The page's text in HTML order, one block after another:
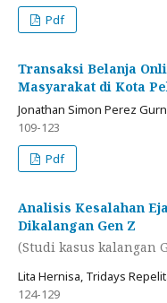
Pdf
Transaksi Belanja
Masyarakat di Kota
Jonathan Simon Perez
109-123
Pdf
Analisis Kesalahan
Dikalangan Gen Z
(Studi kasus kalangan
Lita Hernisa, Tridays
124-129